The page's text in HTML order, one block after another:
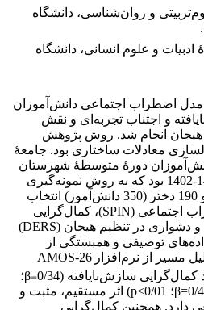
و روان‌شناسی، دانشگاه
و علوم انسانی، دانشگاه
اضطراب اجتماعی دانش‌آموزان
و اجتناب تجربه‌ای و نقش
انجام شد. روش پژوهش
معادلات ساختاری بود. جامعۀ
دورۀ متوسطۀ شهرستان
خرم‌آباد در سال تحصیلی 1403-1402 بود که به روش نمونه‌گیری
خوشه‌ای تصادفی، 160 پسر و 190 دختر (350 دانش‌آموز) انتخاب
شدند و پرسشنامه‌های اضطراب اجتماعی (SPIN)، کمال‌گرایی
(PI)، اجتناب تجربه‌ای (AAQ) و دشواری در تنظیم هیجان (DERS)
توصیفی و همبستگی از
AMOS-26
استفاده شد. یافته‌ها نشان داد کمال‌گرایی سازش‌نایافته (0/34₌β؛
0/01>p) و اجتناب تجربه‌ای (0/42=β؛ 0/01>p) اثر مستقیم، مثبت و
دارد. همچنین کمال‌گرایی